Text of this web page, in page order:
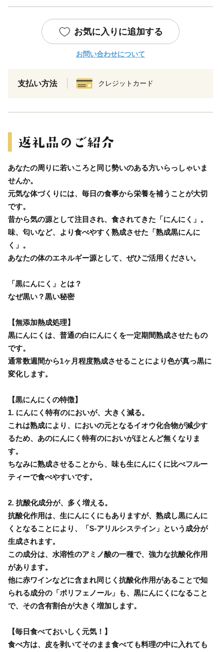
お気に入りに追加する
お問い合わせについて
支払い方法 クレジットカード
あなたの周りに若いころと同じ勢いのある方いらっしゃいま
せんか。
元気な体づくりには、毎日の食事から栄養を補うことが大切
です。
昔から気の源として注目され、食されてきた「にんにく」。
味、匂いなど、より食べやすく熟成させた「熟成黒にんに
く」。
あなたの体のエネルギー源として、ぜひご活用ください。
「黒にんにく」とは？
なぜ黒い？黒い秘密
【無添加熱成処理】
黒にんにくは、普通の白にんにくを一定期間熟成させたもの
です。
通常数週間から1ヶ月程度熟成させることにより色が真っ黒に
変化します。
【黒にんにくの特徴】
1. にんにく特有のにおいが、大きく減る。
これは熟成により、においの元となるイオウ化合物が減少す
るため、あのにんにく特有のにおいがほとんど無くなりま
す。
ちなみに熟成させることから、味も生にんにくに比べフルー
ティーで食べやすいです。
2. 抗酸化成分が、多く増える。
抗酸化作用は、生にんにくにもありますが、熟成し黒にんに
くとなることにより、「S-アリルシステイン」という成分が
生成されます。
この成分は、水溶性のアミノ酸の一種で、強力な抗酸化作用
があります。
他に赤ワインなどに含まれ同じく抗酸化作用があることで知
られる成分の「ポリフェノール」も、黒にんにくになること
で、その含有割合が大きく増加します。
【毎日食べておいしく元気！】
食べ方は、皮を剥いてそのまま食べても料理の中に入れても